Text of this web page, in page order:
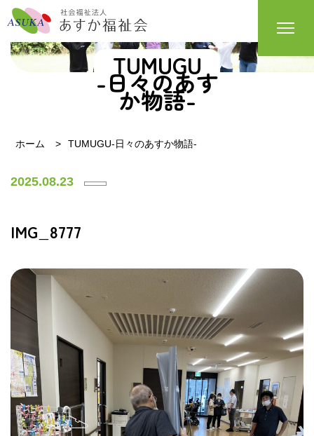
TUMUGU
-日々のあす
か物語-
ホーム TUMUGU-日々のあすか物語-
2025.08.23
IMG_8777